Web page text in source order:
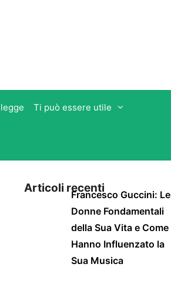
Ti può essere utile
Articoli recentiFrancesco Guccini: Le
Donne Fondamentali
della Sua Vita e Come
Hanno Influenzato la
Sua Musica